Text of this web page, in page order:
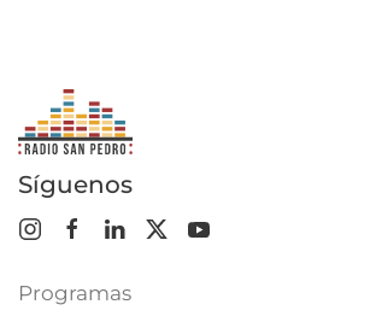
Síguenos
Programas